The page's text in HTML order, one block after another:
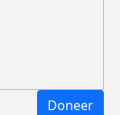
Doneer